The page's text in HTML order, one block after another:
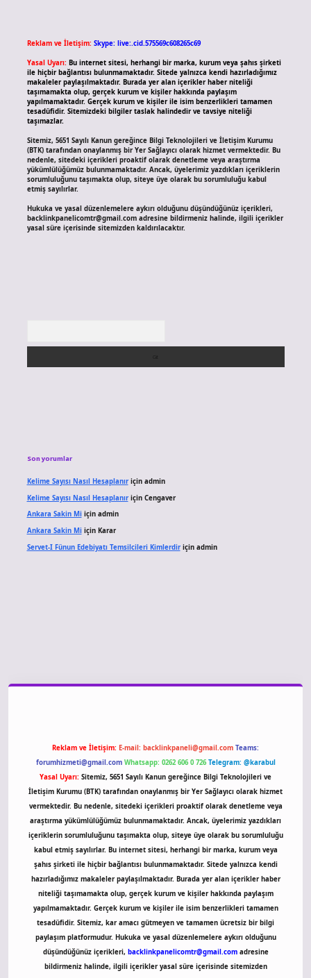
Reklam ve İletişim: Skype: live:.cid.575569c608265c69
Yasal Uyarı: Bu internet sitesi, herhangi bir marka, kurum veya şahıs şirketi
ile hiçbir bağlantısı bulunmamaktadır. Sitede yalnızca kendi hazırladığımız
makaleler paylaşılmaktadır. Burada yer alan içerikler haber niteliği
taşımamakta olup, gerçek kurum ve kişiler hakkında paylaşım
yapılmamaktadır. Gerçek kurum ve kişiler ile isim benzerlikleri tamamen
tesadüfidir. Sitemizdeki bilgiler taslak halindedir ve tavsiye niteliği
taşımazlar.
Sitemiz, 5651 Sayılı Kanun gereğince Bilgi Teknolojileri ve İletişim Kurumu
(BTK) tarafından onaylanmış bir Yer Sağlayıcı olarak hizmet vermektedir. Bu
nedenle, sitedeki içerikleri proaktif olarak denetleme veya araştırma
yükümlülüğümüz bulunmamaktadır. Ancak, üyelerimiz yazdıkları içeriklerin
sorumluluğunu taşımakta olup, siteye üye olarak bu sorumluluğu kabul
etmiş sayılırlar.
Hukuka ve yasal düzenlemelere aykırı olduğunu düşündüğünüz içerikleri,
backlinkpanelicomtr@gmail.comadresine bildirmeniz halinde, ilgili içerikler
yasal süre içerisinde sitemizden kaldırılacaktır.
Son yorumlar
Kelime Sayısı Nasıl Hesaplanıriçin admin
Kelime Sayısı Nasıl Hesaplanıriçin Cengaver
Ankara Sakin Miiçin admin
Ankara Sakin Miiçin Karar
Servet-I Fünun Edebiyatı Temsilcileri Kimlerdiriçin admin
Reklam ve İletişim: E-mail: backlinkpaneli@gmail.com Teams:
forumhizmeti@gmail.com Whatsapp: 0262 606 0 726 Telegram: @karabul
Yasal Uyarı: Sitemiz, 5651 Sayılı Kanun gereğince Bilgi Teknolojileri ve
İletişim Kurumu (BTK) tarafından onaylanmış bir Yer Sağlayıcı olarak hizmet
vermektedir. Bu nedenle, sitedeki içerikleri proaktif olarak denetleme veya
araştırma yükümlülüğümüz bulunmamaktadır. Ancak, üyelerimiz yazdıkları
içeriklerin sorumluluğunu taşımakta olup, siteye üye olarak bu sorumluluğu
kabul etmiş sayılırlar. Bu internet sitesi, herhangi bir marka, kurum veya
şahıs şirketi ile hiçbir bağlantısı bulunmamaktadır. Sitede yalnızca kendi
hazırladığımız makaleler paylaşılmaktadır. Burada yer alan içerikler haber
niteliği taşımamakta olup, gerçek kurum ve kişiler hakkında paylaşım
yapılmamaktadır. Gerçek kurum ve kişiler ile isim benzerlikleri tamamen
tesadüfidir. Sitemiz, kar amacı gütmeyen ve tamamen ücretsiz bir bilgi
paylaşım platformudur. Hukuka ve yasal düzenlemelere aykırı olduğunu
düşündüğünüz içerikleri, backlinkpanelicomtr@gmail.comadresine
bildirmeniz halinde, ilgili içerikler yasal süre içerisinde sitemizden